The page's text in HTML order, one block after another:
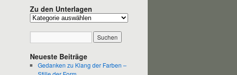
Zu den Unterlagen
Neueste Beiträge
Gedanken zu Klang der Farben –